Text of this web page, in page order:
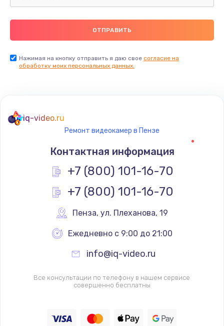
Нажимая на кнопку отправить я даю свое согласие на
обработку моих персональных данных.
iq-video.ru
Ремонт видеокамер в Пензе
Контактная информация
+7 (800) 101-16-70
+7 (800) 101-16-70
Пенза, ул. Плеханова, 19
Ежедневно с 9:00 до 21:00
info@iq-video.ru
Все консультации по телефону в нашем сервисе
совершенно бесплатны